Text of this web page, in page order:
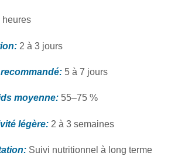
heures
2 à 3 jours
5 à 7 jours
moyenne: 55–75 %
légère: 2 à 3 semaines
Suivi nutritionnel à long terme